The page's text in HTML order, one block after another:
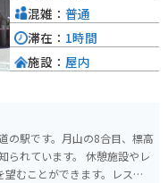
の駅です。月山の8合目、標高
す。 休憩施設やレ
むことができます。レストハ
混雑： 普通
滞在： 1時間
施設： 屋内